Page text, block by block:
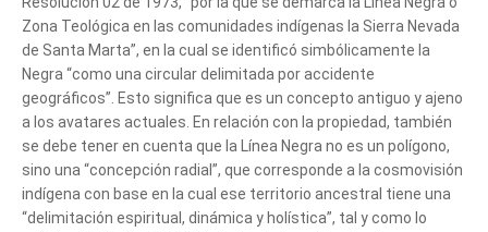
Zona Teológica en las comunidades indígenas la Sierra Nevada
de Santa Marta”, en la cual se identificó simbólicamente la
Negra “como una circular delimitada por accidente
geográficos”. Esto significa que es un concepto antiguo y ajeno
a los avatares actuales. En relación con la propiedad, también
se debe tener en cuenta que la Línea Negra no es un polígono,
sino una “concepción radial”, que corresponde a la cosmovisión
indígena con base en la cual ese territorio ancestral tiene una
“delimitación espiritual, dinámica y holística”, tal y como lo